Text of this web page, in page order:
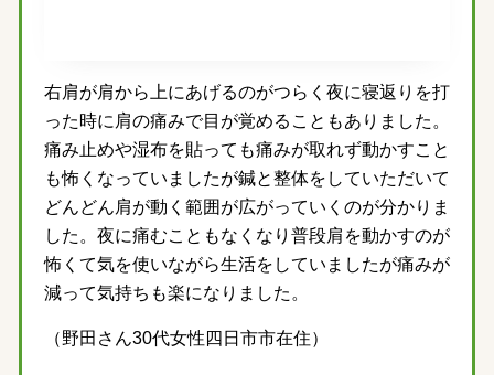
右肩が肩から上にあげるのがつらく夜に寝返りを打
った時に肩の痛みで目が覚めることもありました。
痛み止めや湿布を貼っても痛みが取れず動かすこと
も怖くなっていましたが鍼と整体をしていただいて
どんどん肩が動く範囲が広がっていくのが分かりま
した。夜に痛むこともなくなり普段肩を動かすのが
怖くて気を使いながら生活をしていましたが痛みが
減って気持ちも楽になりました。
（野田さん30代女性四日市市在住）